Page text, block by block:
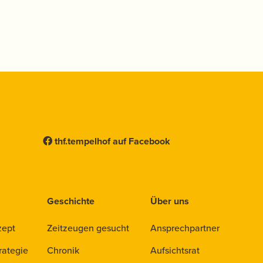
thf.tempelhof auf Facebook
Geschichte
Zeitzeugen gesucht
Chronik
Über uns
Ansprechpartner
Aufsichtsrat